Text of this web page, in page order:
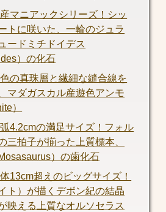
マニアックシリーズ！シッ
トに咲いた、一輪のジュラ
ードミチドイデス
）の化石
の真珠層と繊細な縫合線を
マダガスカル産遊色アンモ
）
4.2cmの満足サイズ！フォル
三拍子が揃った上質標本、
）の歯化石
13cm超えのビッグサイズ！
ト）が描くデボン紀の結晶
映える上質なオルソセラス